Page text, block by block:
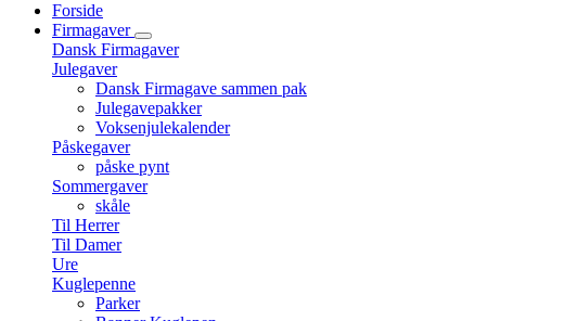
Forside
Firmagaver
Dansk Firmagaver
Julegaver
Dansk Firmagave sammen pak
Julegavepakker
Voksenjulekalender
Påskegaver
påske pynt
Sommergaver
skåle
Til Herrer
Til Damer
Ure
Kuglepenne
Parker